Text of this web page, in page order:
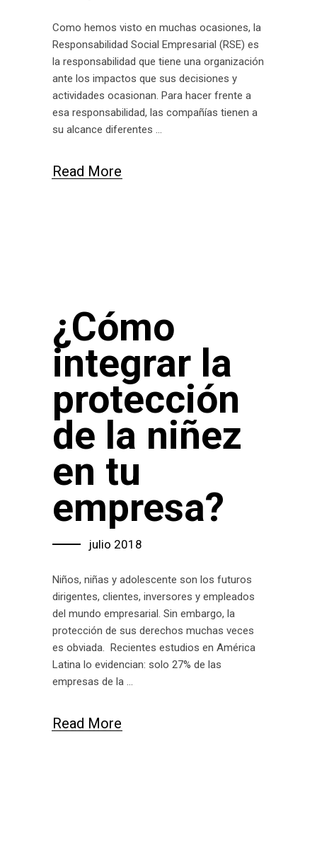
Como hemos visto en muchas ocasiones, la
Responsabilidad Social Empresarial (RSE) es
la responsabilidad que tiene una organización
ante los impactos que sus decisiones y
actividades ocasionan. Para hacer frente a
esa responsabilidad, las compañías tienen a
su alcance diferentes
Read More
¿Cómo
integrar la
protección
de la niñez
en tu
empresa?
julio 2018
Niños, niñas y adolescente son los futuros
dirigentes, clientes, inversores y empleados
del mundo empresarial. Sin embargo, la
protección de sus derechos muchas veces
es obviada. Recientes estudios en América
Latina lo evidencian: solo 27% de las
empresas de la
Read More